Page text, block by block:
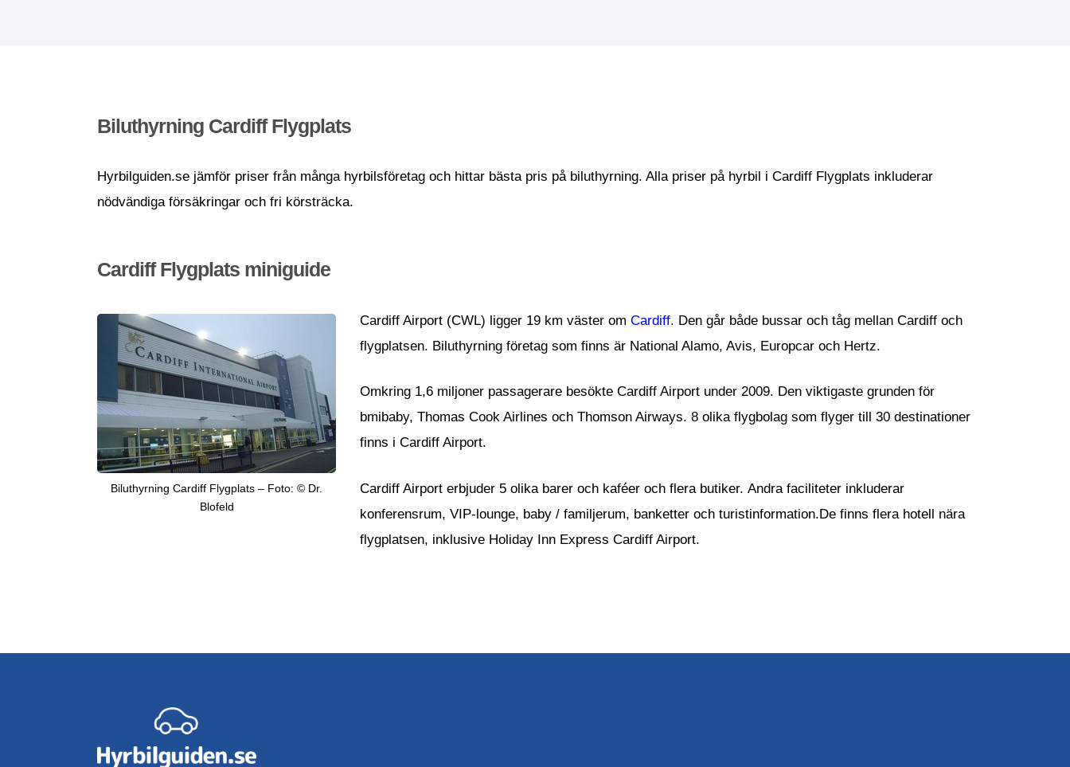
Biluthyrning Cardiff Flygplats
Hyrbilguiden.se jämför priser från många hyrbilsföretag och hittar bästa pris på biluthyrning. Alla priser på hyrbil i Cardiff Flygplats inkluderar
nödvändiga försäkringar och fri körsträcka.
Cardiff Flygplats miniguide
Biluthyrning Cardiff Flygplats – Foto: © Dr.
Blofeld
Cardiff Airport (CWL) ligger 19 km väster om Cardiff. Den går både bussar och tåg mellan Cardiff och
flygplatsen. Biluthyrning företag som finns är National Alamo, Avis, Europcar och Hertz.
Omkring 1,6 miljoner passagerare besökte Cardiff Airport under 2009. Den viktigaste grunden för
bmibaby, Thomas Cook Airlines och Thomson Airways. 8 olika flygbolag som flyger till 30 destinationer
finns i Cardiff Airport.
Cardiff Airport erbjuder 5 olika barer och kaféer och flera butiker. Andra faciliteter inkluderar
konferensrum, VIP-lounge, baby / familjerum, banketter och turistinformation.De finns flera hotell nära
flygplatsen, inklusive Holiday Inn Express Cardiff Airport.